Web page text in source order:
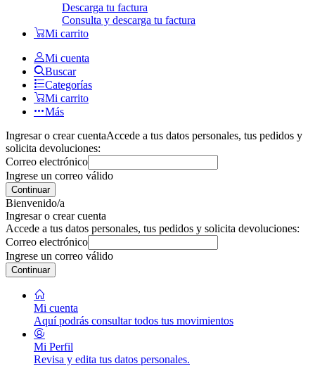
Descarga tu factura
Consulta y descarga tu factura
Mi carrito
Mi cuenta
Buscar
Categorías
Mi carrito
Más
Ingresar o crear cuentaAccede a tus datos personales, tus pedidos y
solicita devoluciones:
Correo electrónico
Ingrese un correo válido
Continuar
Bienvenido/a
Ingresar o crear cuenta
Accede a tus datos personales, tus pedidos y solicita devoluciones:
Correo electrónico
Ingrese un correo válido
Continuar
Mi cuenta
Aquí podrás consultar todos tus movimientos
Mi Perfil
Revisa y edita tus datos personales.